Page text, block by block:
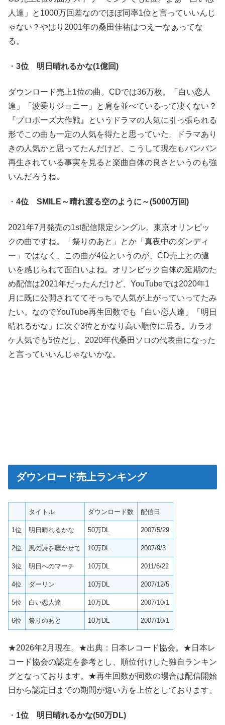
人達」と1000万回差なのでほぼ同率1位と言っていいんじ
ゃない？やはり2001年の桑田佳祐はつえーなぁってな
る。
・ 3位 明日晴れるかな(1億回)
ダウンロード売上1位の曲。CDでは36万枚。「白い恋人
達」「波乗りジョニー」と肩を並べているって凄くない？
『プロポーズ大作戦』というドラマの人気に引っ張られる
形でこの曲も一定の人気を得たと思っていた。ドラマあり
きの人気かと思ってたんだけど、こうして現在もバンバン
再生されている事実を見ると楽曲自体の良さというのも強
いんだろうね。
・ 4位 SMILE～晴れ渡る空のように～(5000万回)
2021年7月発売の1st配信限定シングル。東京オリンピッ
クの曲ですね。「祭りのあと」とか「真夜中のダンディ
ー」ではなく、この曲が4位というのが、CD売上との違
いを感じられて面白いよね。オリンピック自体の延期のた
め配信は2021年だったんだけど、YouTubeでは2020年1
月に既に公開されててそっちで人気が上がっていってたみ
たい。なのでYouTube再生回数でも「白い恋人達」「明日
晴れるかな」に次ぐ3位とかなり高い順位に居る。カラオ
ケ人気でも5位だし、2020年代桑田ソロの代表曲になった
と言っていいんじゃないかな。
ダウンロード売上ランキング
タイトル ダウンロード数 配信日
1位 明日晴れるかな 50万DL 2007/5/29
2位 風の詩を聴かせて 10万DL 2007/9/3
3位 明日へのマーチ 10万DL 2011/6/22
4位 ダーリン 10万DL 2007/12/5
5位 白い恋人達 10万DL 2007/10/1
6位 祭りのあと 10万DL 2007/10/1
★2026年2月現在。★出典：日本レコード協会。★日本レ
コード協会の認定を参考とし、順位付けした独自ランキン
グとなっております。★再生回数が同数の場合は配信開始
日から認定日までの期間が短い方を上位としております。
・ 1位 明日晴れるかな(50万DL)